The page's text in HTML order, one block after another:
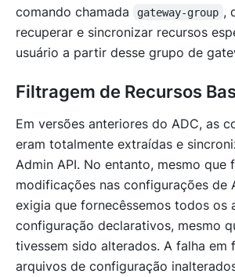
comando chamada
gateway-group ,
recuperar e sincronizar recursos
usuário a partir desse grupo de
Filtragem de Recursos
Em versões anteriores do ADC, as
eram totalmente extraídas e
Admin API. No entanto, mesmo que
modificações nas configurações de
exigia que fornecêssemos todos os
configuração declarativos, mesmo
tivessem sido alterados. A falha em
arquivos de configuração